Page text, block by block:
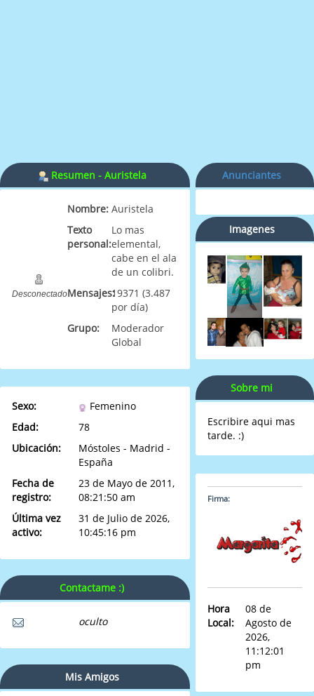
Resumen - Auristela
Desconectado
Nombre: Auristela
Texto
personal:
Lo mas
elemental,
cabe en el ala
de un colibri.
Mensajes:19371 (3.487
por día)
Grupo:
Moderador
Global
Sexo:
Femenino
Edad:
78
Ubicación:
Móstoles - Madrid -
España
Fecha de
registro:
23 de Mayo de 2011,
08:21:50 am
Última vez
activo:
31 de Julio de 2026,
10:45:16 pm
Contactame :)
oculto
Mis Amigos
Anunciantes
Imagenes
Sobre mi
Escribire aqui mas
tarde. :)
Firma:
Hora
Local:
08 de
Agosto de
2026,
11:12:01
pm